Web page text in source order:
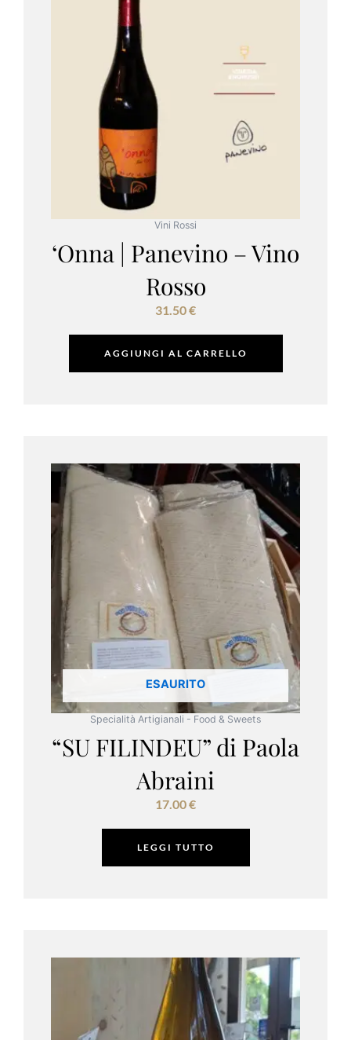
Vini Rossi
‘Onna | Panevino – Vino
Rosso
31.50€
AGGIUNGI AL CARRELLO
ESAURITO
Specialità Artigianali - Food & Sweets
“SU FILINDEU” di Paola
Abraini
17.00€
LEGGI TUTTO